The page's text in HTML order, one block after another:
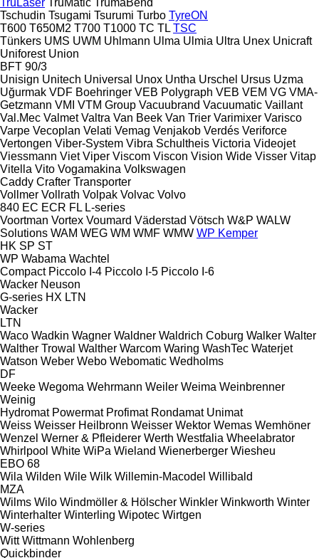
Tschudin Tsugami Tsurumi Turbo TyreON
T600 T650M2 T700 T1000 TC TL TSC
Tünkers UMS UWM Uhlmann Ulma Ulmia Ultra Unex Unicraft
Uniforest Union
BFT 90/3
Unisign Unitech Universal Unox Untha Urschel Ursus Uzma
Uğurmak VDF Boehringer VEB Polygraph VEB VEM VG VMA-
Getzmann VMI VTM Group Vacuubrand Vacuumatic Vaillant
Val.Mec Valmet Valtra Van Beek Van Trier Varimixer Varisco
Varpe Vecoplan Velati Vemag Venjakob Verdés Veriforce
Vertongen Viber-System Vibra Schultheis Victoria Videojet
Viessmann Viet Viper Viscom Viscon Vision Wide Visser Vitap
Vitella Vito Vogamakina Volkswagen
Caddy Crafter Transporter
Vollmer Vollrath Volpak Volvac Volvo
840 EC ECR FL L-series
Voortman Vortex Voumard Väderstad Vötsch W&P WALW
Solutions WAM WEG WM WMF WMW WP Kemper
HK SP ST
WP Wabama Wachtel
Compact Piccolo I-4 Piccolo I-5 Piccolo I-6
Wacker Neuson
G-series HX LTN
Wacker
LTN
Waco Wadkin Wagner Waldner Waldrich Coburg Walker Walter
Walther Trowal Walther Warcom Waring WashTec Waterjet
Watson Weber Webo Webomatic Wedholms
DF
Weeke Wegoma Wehrmann Weiler Weima Weinbrenner
Weinig
Hydromat Powermat Profimat Rondamat Unimat
Weiss Weisser Heilbronn Weisser Wektor Wemas Wemhöner
Wenzel Werner & Pfleiderer Werth Westfalia Wheelabrator
Whirlpool White WiPa Wieland Wienerberger Wiesheu
EBO 68
Wila Wilden Wile Wilk Willemin-Macodel Willibald
MZA
Wilms Wilo Windmöller & Hölscher Winkler Winkworth Winter
Winterhalter Winterling Wipotec Wirtgen
W-series
Witt Wittmann Wohlenberg
Quickbinder